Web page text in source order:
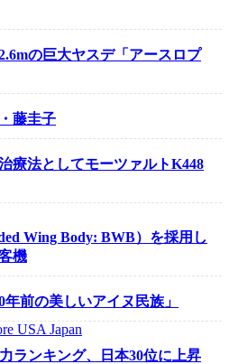
の巨大ヤスデ「アースロプ
藤圭子
療法としてモーツァルトK448
Wing Body: BWB）を採用し
機
前の美しいアイヌ民族」
ランキング、日本30位に上昇